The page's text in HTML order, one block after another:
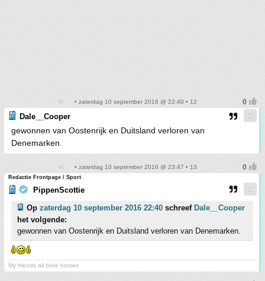
• zaterdag 10 september 2016 @ 22:40 • 12
Dale__Cooper
gewonnen van Oostenrijk en Duitsland verloren van
Denemarken.
• zaterdag 10 september 2016 @ 23:47 • 13
Redactie Frontpage / Sport
PippenScottie
Op zaterdag 10 september 2016 22:40 schreef Dale__Cooper
het volgende:
gewonnen van Oostenrijk en Duitsland verloren van Denemarken.
My friends all drive horses